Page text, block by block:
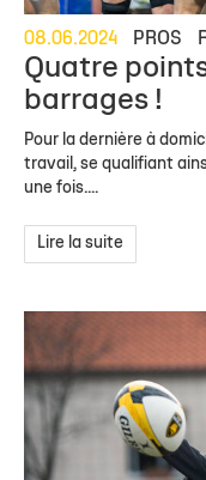
08.06.2024 PROS
Quatre
barrages !
Pour la dernière à
travail, se qualifiant
une fois....
Lire la suite